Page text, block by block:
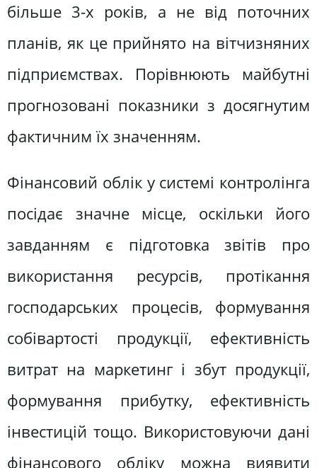
більше 3-х років, а не від поточних
планів, як це прийнято на вітчизняних
підприємствах. Порівнюють майбутні
прогнозовані показники з досягнутим
фактичним їх значенням.
Фінансовий облік у системі контролінга
посідає значне місце, оскільки його
завданням є підготовка звітів про
використання ресурсів, протікання
господарських процесів, формування
собівартості продукції, ефективність
витрат на маркетинг і збут продукції,
формування прибутку, ефективність
інвестицій тощо. Використовуючи дані
фінансового обліку можна виявити